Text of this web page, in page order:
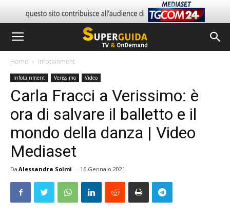
Home Infotainment
Infotainment Verissimo Video
Carla Fracci a Verissimo: è
ora di salvare il balletto e il
mondo della danza | Video
Mediaset
Da Alessandra Solmi - 16 Gennaio 2021